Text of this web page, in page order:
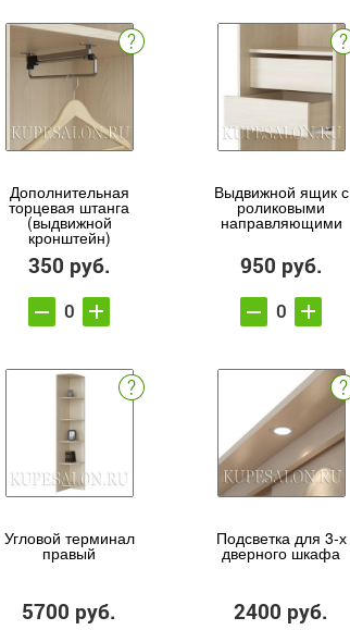
Дополнительная
торцевая штанга
(выдвижной
кронштейн)
350 руб.
Выдвижной ящик с
роликовыми
направляющими
950 руб.
Угловой терминал
правый
5700 руб.
Подсветка для 3-х
дверного шкафа
2400 руб.